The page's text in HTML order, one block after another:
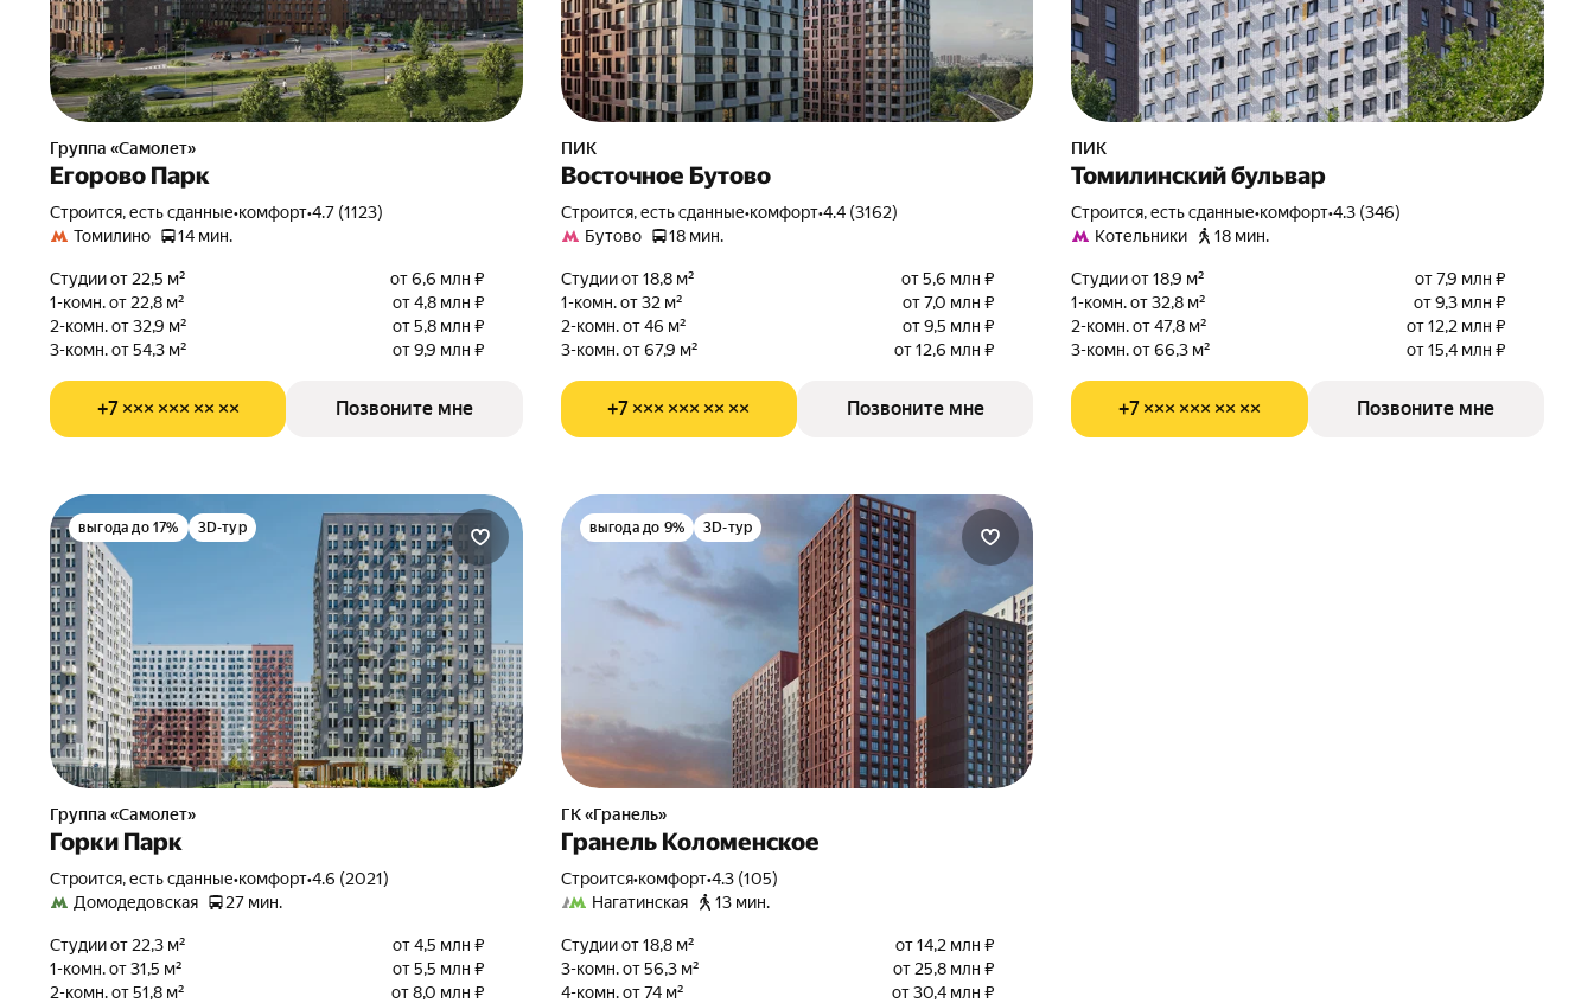
Группа «Самолет»
Егорово Парк
Строится, есть сданные•комфорт•4.7 (1123)
Томилино
14 мин.
Студии от 22,5 м²
от 6,6 млн ₽
1-комн. от 22,8 м²
от 4,8 млн ₽
2-комн. от 32,9 м²
от 5,8 млн ₽
3-комн. от 54,3 м²
от 9,9 млн ₽
+7 ××× ××× ×× ×× Позвоните мне
ПИК
Восточное Бутово
Строится, есть сданные•комфорт•4.4 (3162)
Бутово
18 мин.
Студии от 18,8 м²
от 5,6 млн ₽
1-комн. от 32 м²
от 7,0 млн ₽
2-комн. от 46 м²
от 9,5 млн ₽
3-комн. от 67,9 м²
от 12,6 млн ₽
+7 ××× ××× ×× ×× Позвоните мне
ПИК
Томилинский бульвар
Строится, есть сданные•комфорт•4.3 (346)
Котельники
18 мин.
Студии от 18,9 м²
от 7,9 млн ₽
1-комн. от 32,8 м²
от 9,3 млн ₽
2-комн. от 47,8 м²
от 12,2 млн ₽
3-комн. от 66,3 м²
от 15,4 млн ₽
+7 ××× ××× ×× ×× Позвоните мне
выгода до 17% 3D-тур
Группа «Самолет»
Горки Парк
Строится, есть сданные•комфорт•4.6 (2021)
Домодедовская
27 мин.
Студии от 22,3 м²
от 4,5 млн ₽
1-комн. от 31,5 м²
от 5,5 млн ₽
2-комн. от 51,8 м²
от 8,0 млн ₽
выгода до 9% 3D-тур
ГК «Гранель»
Гранель Коломенское
Строится•комфорт•4.3 (105)
Нагатинская
13 мин.
Студии от 18,8 м²
от 14,2 млн ₽
3-комн. от 56,3 м²
от 25,8 млн ₽
4-комн. от 74 м²
от 30,4 млн ₽